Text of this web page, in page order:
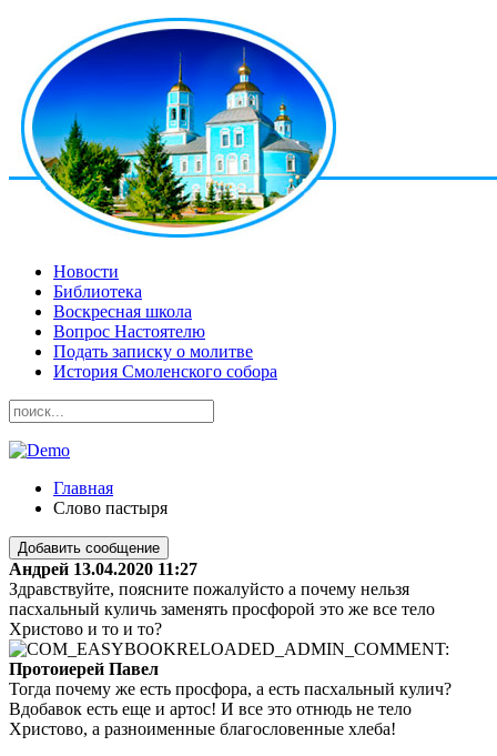
Новости
Библиотека
Воскресная школа
Вопрос Настоятелю
Подать записку о молитве
История Смоленского собора
Главная
Слово пастыря
Добавить сообщение
Андрей 13.04.2020 11:27
Здравствуйте, поясните пожалуйсто а почему нельзя
пасхальный куличь заменять просфорой это же все тело
Христово и то и то?
Протоиерей Павел
Тогда почему же есть просфора, а есть пасхальный кулич?
Вдобавок есть еще и артос! И все это отнюдь не тело
Христово, а разноименные благословенные хлеба!